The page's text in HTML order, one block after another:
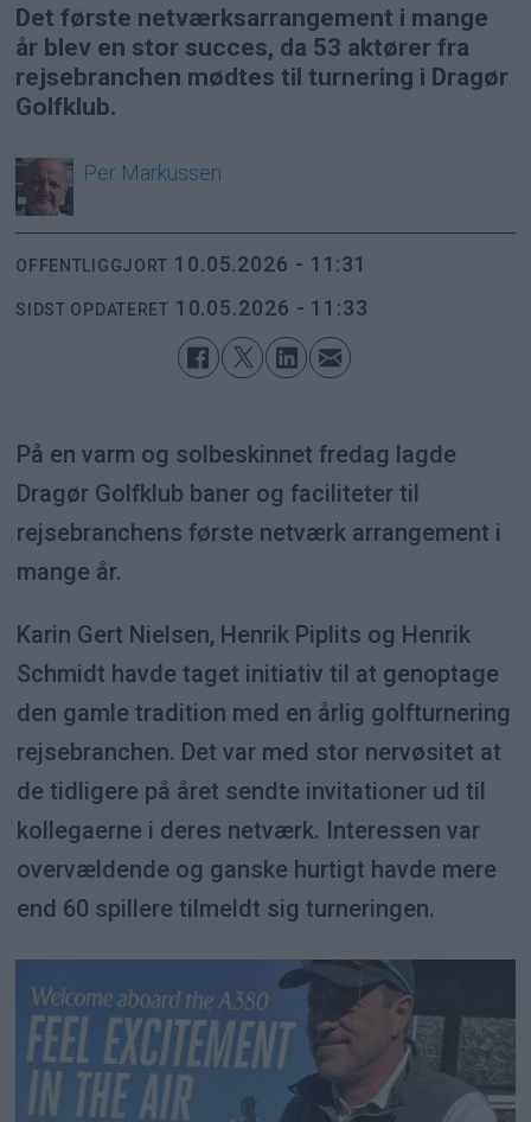
Det første netværksarrangement i mange
år blev en stor succes, da 53 aktører fra
rejsebranchen mødtes til turnering i Dragør
Golfklub.
Per Markussen
OFFENTLIGGJORT 10.05.2026 - 11:31
SIDST OPDATERET 10.05.2026 - 11:33
På en varm og solbeskinnet fredag lagde
Dragør Golfklub baner og faciliteter til
rejsebranchens første netværk arrangement i
mange år.
Karin Gert Nielsen, Henrik Piplits og Henrik
Schmidt havde taget initiativ til at genoptage
den gamle tradition med en årlig golfturnering
rejsebranchen. Det var med stor nervøsitet at
de tidligere på året sendte invitationer ud til
kollegaerne i deres netværk. Interessen var
overvældende og ganske hurtigt havde mere
end 60 spillere tilmeldt sig turneringen.